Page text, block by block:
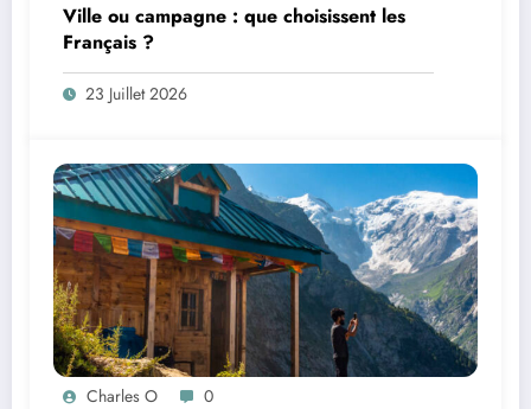
Ville ou campagne : que choisissent les
Français ?
23 Juillet 2026
Charles O 0